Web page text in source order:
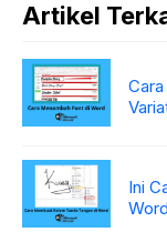
Artikel
Ini